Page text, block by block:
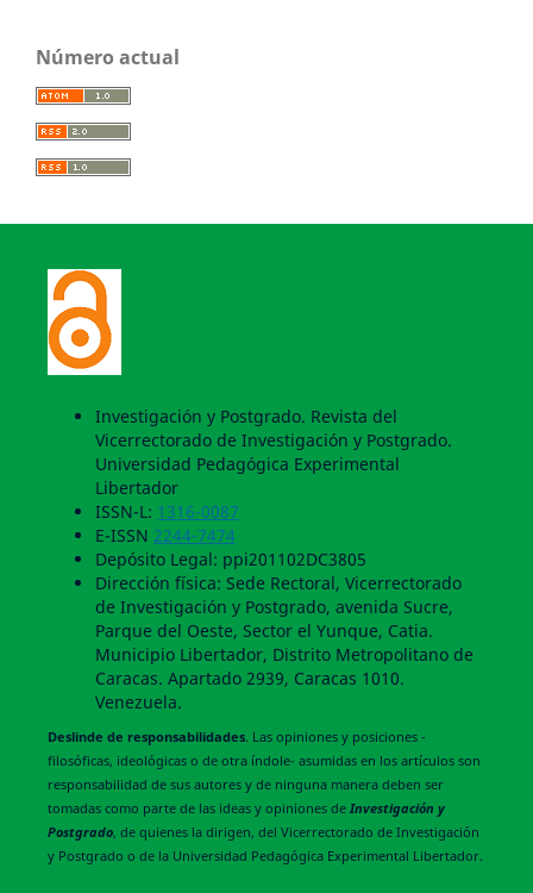
Número actual
Investigación y Postgrado. Revista del
Vicerrectorado de Investigación y Postgrado.
Universidad Pedagógica Experimental
Libertador
ISSN-L: 1316-0087
E-ISSN 2244-7474
Depósito Legal: ppi201102DC3805
Dirección física: Sede Rectoral, Vicerrectorado
de Investigación y Postgrado, avenida Sucre,
Parque del Oeste, Sector el Yunque, Catia.
Municipio Libertador, Distrito Metropolitano de
Caracas. Apartado 2939, Caracas 1010.
Venezuela.
Deslinde de responsabilidades. Las opiniones y posiciones -
filosóficas, ideológicas o de otra índole- asumidas en los artículos son
responsabilidad de sus autores y de ninguna manera deben ser
tomadas como parte de las ideas y opiniones deInvestigación y
Postgrado, de quienes la dirigen, del Vicerrectorado de Investigación
y Postgrado o de la Universidad Pedagógica Experimental Libertador.